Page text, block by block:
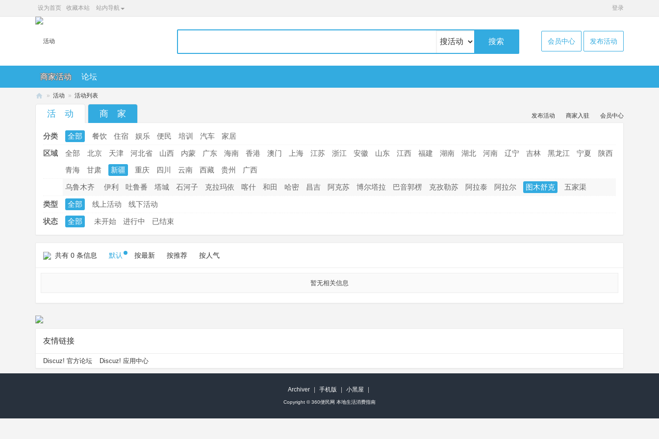
设为首页 收藏本站 站内导航 登录
搜索 会员中心 发布活动
商家活动 论坛
» 活动 » 活动列表
活 动 商 家 发布活动 商家入驻 会员中心
分类 全部 餐饮 住宿 娱乐 便民 培训 汽车 家居
区域 全部 北京 天津 河北省 山西 内蒙 广东 海南 香港 澳门 上海 江苏 浙江 安徽 山东 江西 福建 湖南 湖北 河南 辽宁 吉林 黑龙江 宁夏
陕西
青海
甘肃 新疆 重庆 四川 云南 西藏 贵州 广西
乌鲁木齐 伊利 吐鲁番 塔城 石河子 克拉玛依 喀什 和田 哈密 昌吉 阿克苏 博尔塔拉 巴音郭楞 克孜勒苏 阿拉泰 阿拉尔 图木舒克 五家渠
类型 全部 线上活动 线下活动
状态 全部 未开始 进行中 已结束
共有 0 条信息 默认 按最新 按推荐 按人气
暂无相关信息
友情链接
Discuz! 官方论坛 Discuz! 应用中心
Archiver 手机版 小黑屋
Copyright ©360便民网 本地生活消费指南